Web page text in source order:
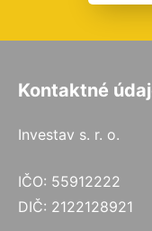
Kontaktné
Investav s. r. o.
IČO: 55912222
DIČ: 2122128921